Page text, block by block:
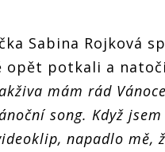
Sabina Rojková
opět potkali a
mám rád
song. Když
napadlo mě,